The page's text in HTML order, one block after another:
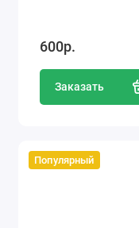
600р.
Заказать
Популярный